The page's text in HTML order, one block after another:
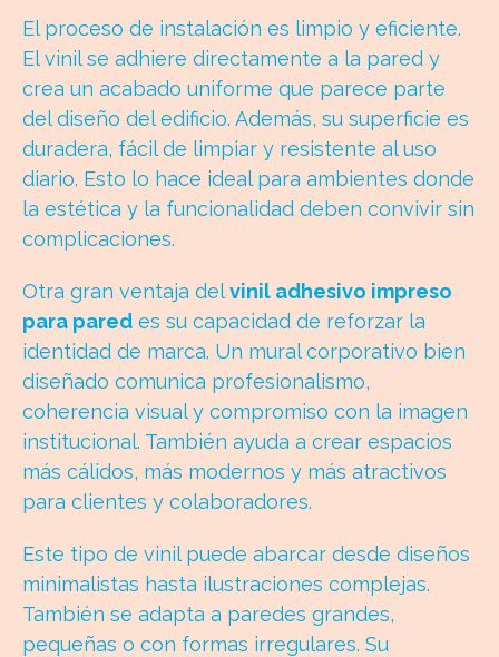
El proceso de instalación es limpio y eficiente.
El vinil se adhiere directamente a la pared y
crea un acabado uniforme que parece parte
del diseño del edificio. Además, su superficie es
duradera, fácil de limpiar y resistente al uso
diario. Esto lo hace ideal para ambientes donde
la estética y la funcionalidad deben convivir sin
complicaciones.
Otra gran ventaja delvinil adhesivo impreso
para pared es su capacidad de reforzar la
identidad de marca. Un mural corporativo bien
diseñado comunica profesionalismo,
coherencia visual y compromiso con la imagen
institucional. También ayuda a crear espacios
más cálidos, más modernos y más atractivos
para clientes y colaboradores.
Este tipo de vinil puede abarcar desde diseños
minimalistas hasta ilustraciones complejas.
También se adapta a paredes grandes,
pequeñas o con formas irregulares. Su